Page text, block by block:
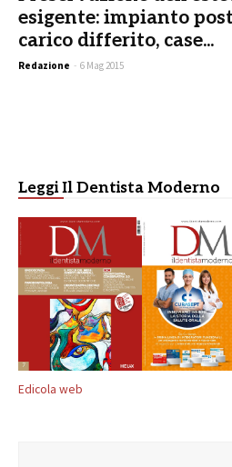
esigente: impianto
carico differito, case...
Redazione - 6 Mag 2015
Leggi Il Dentista Moderno
Edicola web